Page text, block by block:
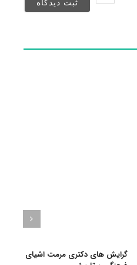
گرایش های دکتری ﻣﺮﻣﺖ اشیای